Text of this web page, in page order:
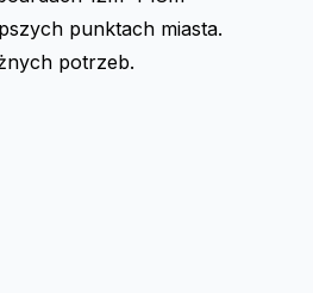
punktach miasta.
potrzeb.